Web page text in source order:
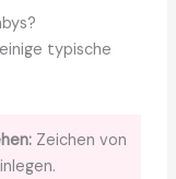
typische
Zeichen von